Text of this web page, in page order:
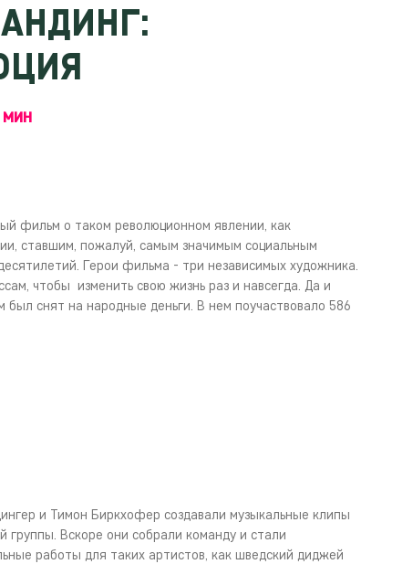
МИН
фильм о таком революционном явлении, как
ставшим, пожалуй, самым значимым социальным
Герои фильма - три независимых художника.
чтобы изменить свою жизнь раз и навсегда. Да и
был снят на народные деньги. В нем поучаствовало 586
и Тимон Биркхофер создавали музыкальные клипы
группы. Вскоре они собрали команду и стали
работы для таких артистов, как шведский диджей